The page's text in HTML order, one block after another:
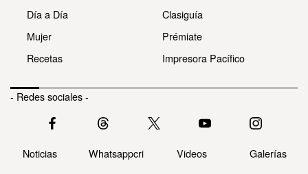
Día a Día
Mujer
Recetas
Clasiguía
Prémiate
Impresora Pacífico
- Redes sociales -
Noticias Whatsappcri Videos Galerías